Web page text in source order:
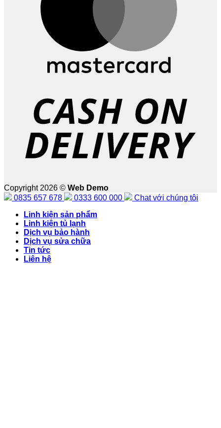
Copyright 2026 © Web Demo
0835 657 678
0333 600 000
Chat với chúng tôi
Linh kiện sản phẩm
Linh kiện tủ lạnh
Dịch vụ bảo hành
Dịch vụ sửa chữa
Tin tức
Liên hệ